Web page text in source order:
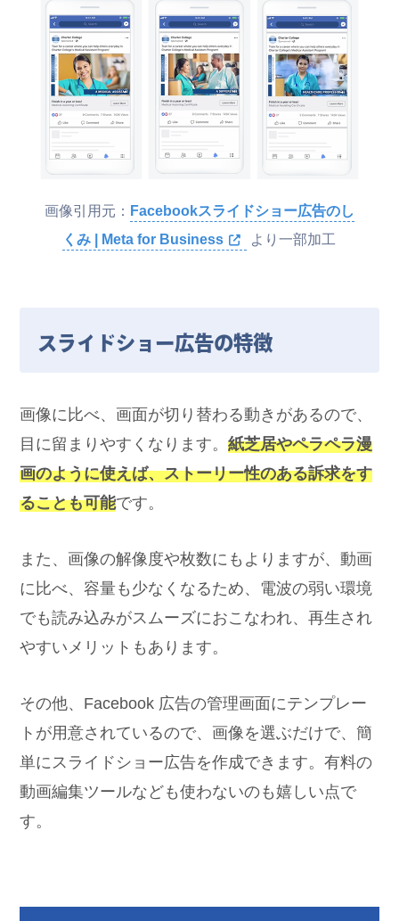
画像引用元： Facebookスライドショー広告のし
くみ | Meta for Business
より一部加工
スライドショー広告の特徴
画像に比べ、画面が切り替わる動きがあるので、
目に留まりやすくなります。紙芝居やペラペラ漫
画のように使えば、ストーリー性のある訴求をす
ることも可能です。
また、画像の解像度や枚数にもよりますが、動画
に比べ、容量も少なくなるため、電波の弱い環境
でも読み込みがスムーズにおこなわれ、再生され
やすいメリットもあります。
その他、Facebook 広告の管理画面にテンプレー
トが用意されているので、画像を選ぶだけで、簡
単にスライドショー広告を作成できます。有料の
動画編集ツールなども使わないのも嬉しい点で
す。